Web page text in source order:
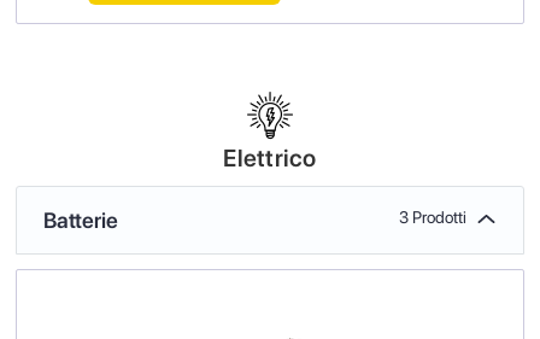
Elettrico
Batterie 3 Prodotti